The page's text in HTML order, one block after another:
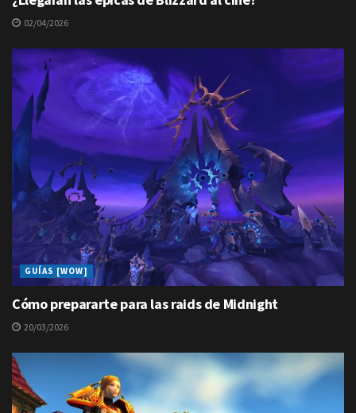
02/04/2026
GUÍAS [WOW]
Cómo prepararte para las raids de Midnight
20/03/2026